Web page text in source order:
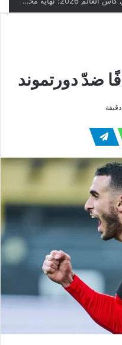
ضدّ دورتموند